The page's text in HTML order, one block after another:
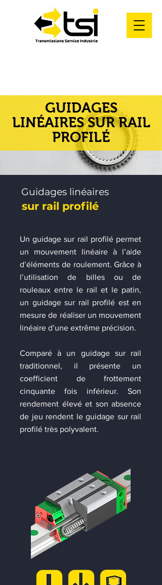
GUIDAGES
LINÉAIRES SUR RAIL
PROFILÉ
Guidages linéaires
sur rail profilé
Un guidage sur rail profilé permet
un mouvement linéaire à l’aide
d’éléments de roulement. Grâce à
l’utilisation de billes ou de
rouleaux entre le rail et le patin,
un guidage sur rail profilé est en
mesure de réaliser un mouvement
linéaire d’une extrême précision.
Comparé à un guidage sur rail
traditionnel, il présente un
coefficient de frottement
cinquante fois inférieur. Son
rendement élevé et son absence
de jeu rendent le guidage sur rail
profilé très polyvalent.